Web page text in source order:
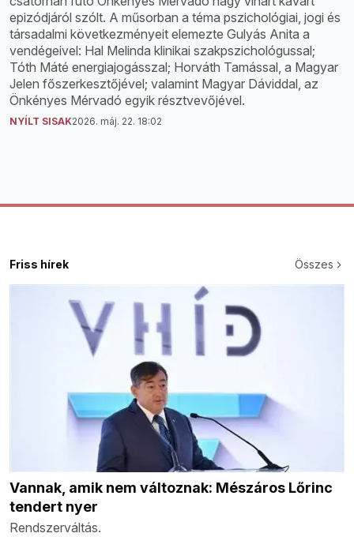
epizódjáról szólt. A műsorban a téma pszichológiai, jogi és
társadalmi következményeit elemezte Gulyás Anita a
vendégeivel: Hal Melinda klinikai szakpszichológussal;
Tóth Máté energiajogásszal; Horváth Tamással, a Magyar
Jelen főszerkesztőjével; valamint Magyar Dáviddal, az
Önkényes Mérvadó egyik résztvevőjével.
NYÍLT SISAK2026. máj. 22. 18:02
Friss hírek Összes
Vannak, amik nem változnak: Mészáros Lőrinc
tendert nyer
Rendszerváltás.